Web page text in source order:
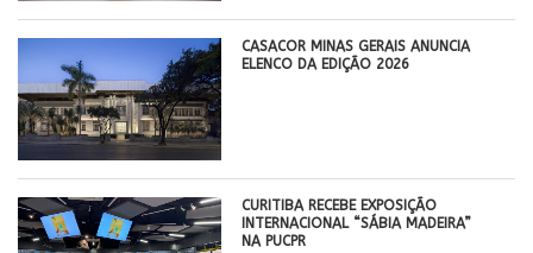
CASACOR MINAS GERAIS ANUNCIA
ELENCO DA EDIÇÃO 2026
CURITIBA RECEBE EXPOSIÇÃO
INTERNACIONAL “SÁBIA MADEIRA”
NA PUCPR